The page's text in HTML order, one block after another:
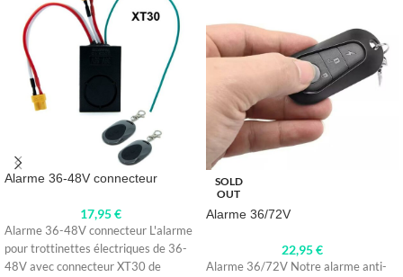
Alarme 36-48V connecteur
17,95€
Alarme 36-48V connecteur L'alarme
pour trottinettes électriques de 36-
48V avec connecteur XT30 de
SOLD
OUT
Alarme 36/72V
22,95€
Alarme 36/72V Notre alarme anti-